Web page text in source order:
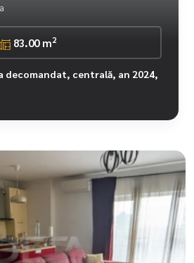
83.00 m2
decomandat, centrală, an 2024,